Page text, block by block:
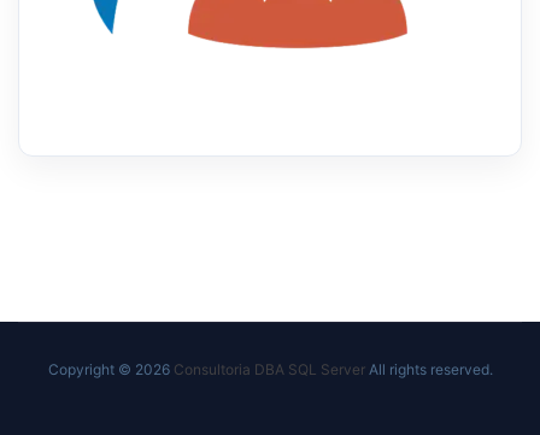
Copyright © 2026 Consultoria DBA SQL ServerAll rights reserved.